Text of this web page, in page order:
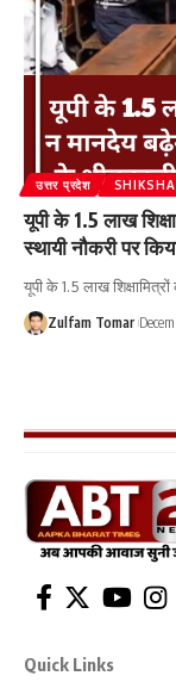
उत्तर प्रदेश
यूपी के 1.5 लाख
स्थायी नौकरी पर
यूपी के 1.5 लाख
Zulfam Tomar
Quick Links